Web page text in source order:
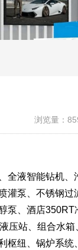
浏览量：
全液智能钻机、
灌泵、不锈钢过
泵、酒店350RT
压站、组合水箱
枢纽、锅炉系统